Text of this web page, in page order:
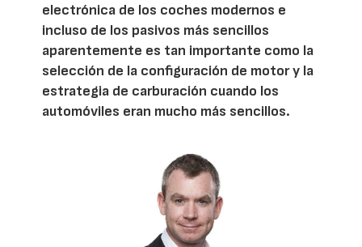
electrónica de los coches modernos e
incluso de los pasivos más sencillos
aparentemente es tan importante como la
selección de la configuración de motor y la
estrategia de carburación cuando los
automóviles eran mucho más sencillos.